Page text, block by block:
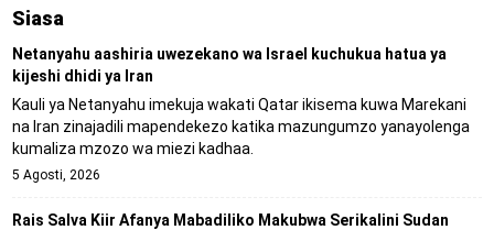
Siasa
Netanyahu aashiria uwezekano wa Israel kuchukua hatua ya
kijeshi dhidi ya Iran
Kauli ya Netanyahu imekuja wakati Qatar ikisema kuwa Marekani
na Iran zinajadili mapendekezo katika mazungumzo yanayolenga
kumaliza mzozo wa miezi kadhaa.
5 Agosti, 2026
Rais Salva Kiir Afanya Mabadiliko Makubwa Serikalini Sudan